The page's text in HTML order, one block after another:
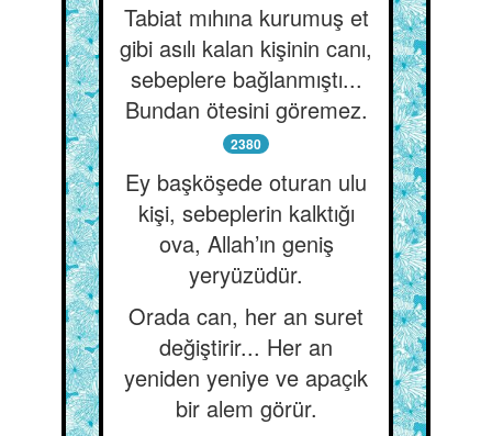
Tabiat mıhına kurumuş et
gibi asılı kalan kişinin canı,
sebeplere bağlanmıştı...
Bundan ötesini göremez.
2380
Ey başköşede oturan ulu
kişi, sebeplerin kalktığı
ova, Allah’ın geniş
yeryüzüdür.
Orada can, her an suret
değiştirir... Her an
yeniden yeniye ve apaçık
bir alem görür.